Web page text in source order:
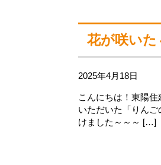
花が咲いた
2025年4月18日
こんにちは！東陽
いただいた「りん
けました～～～ […]